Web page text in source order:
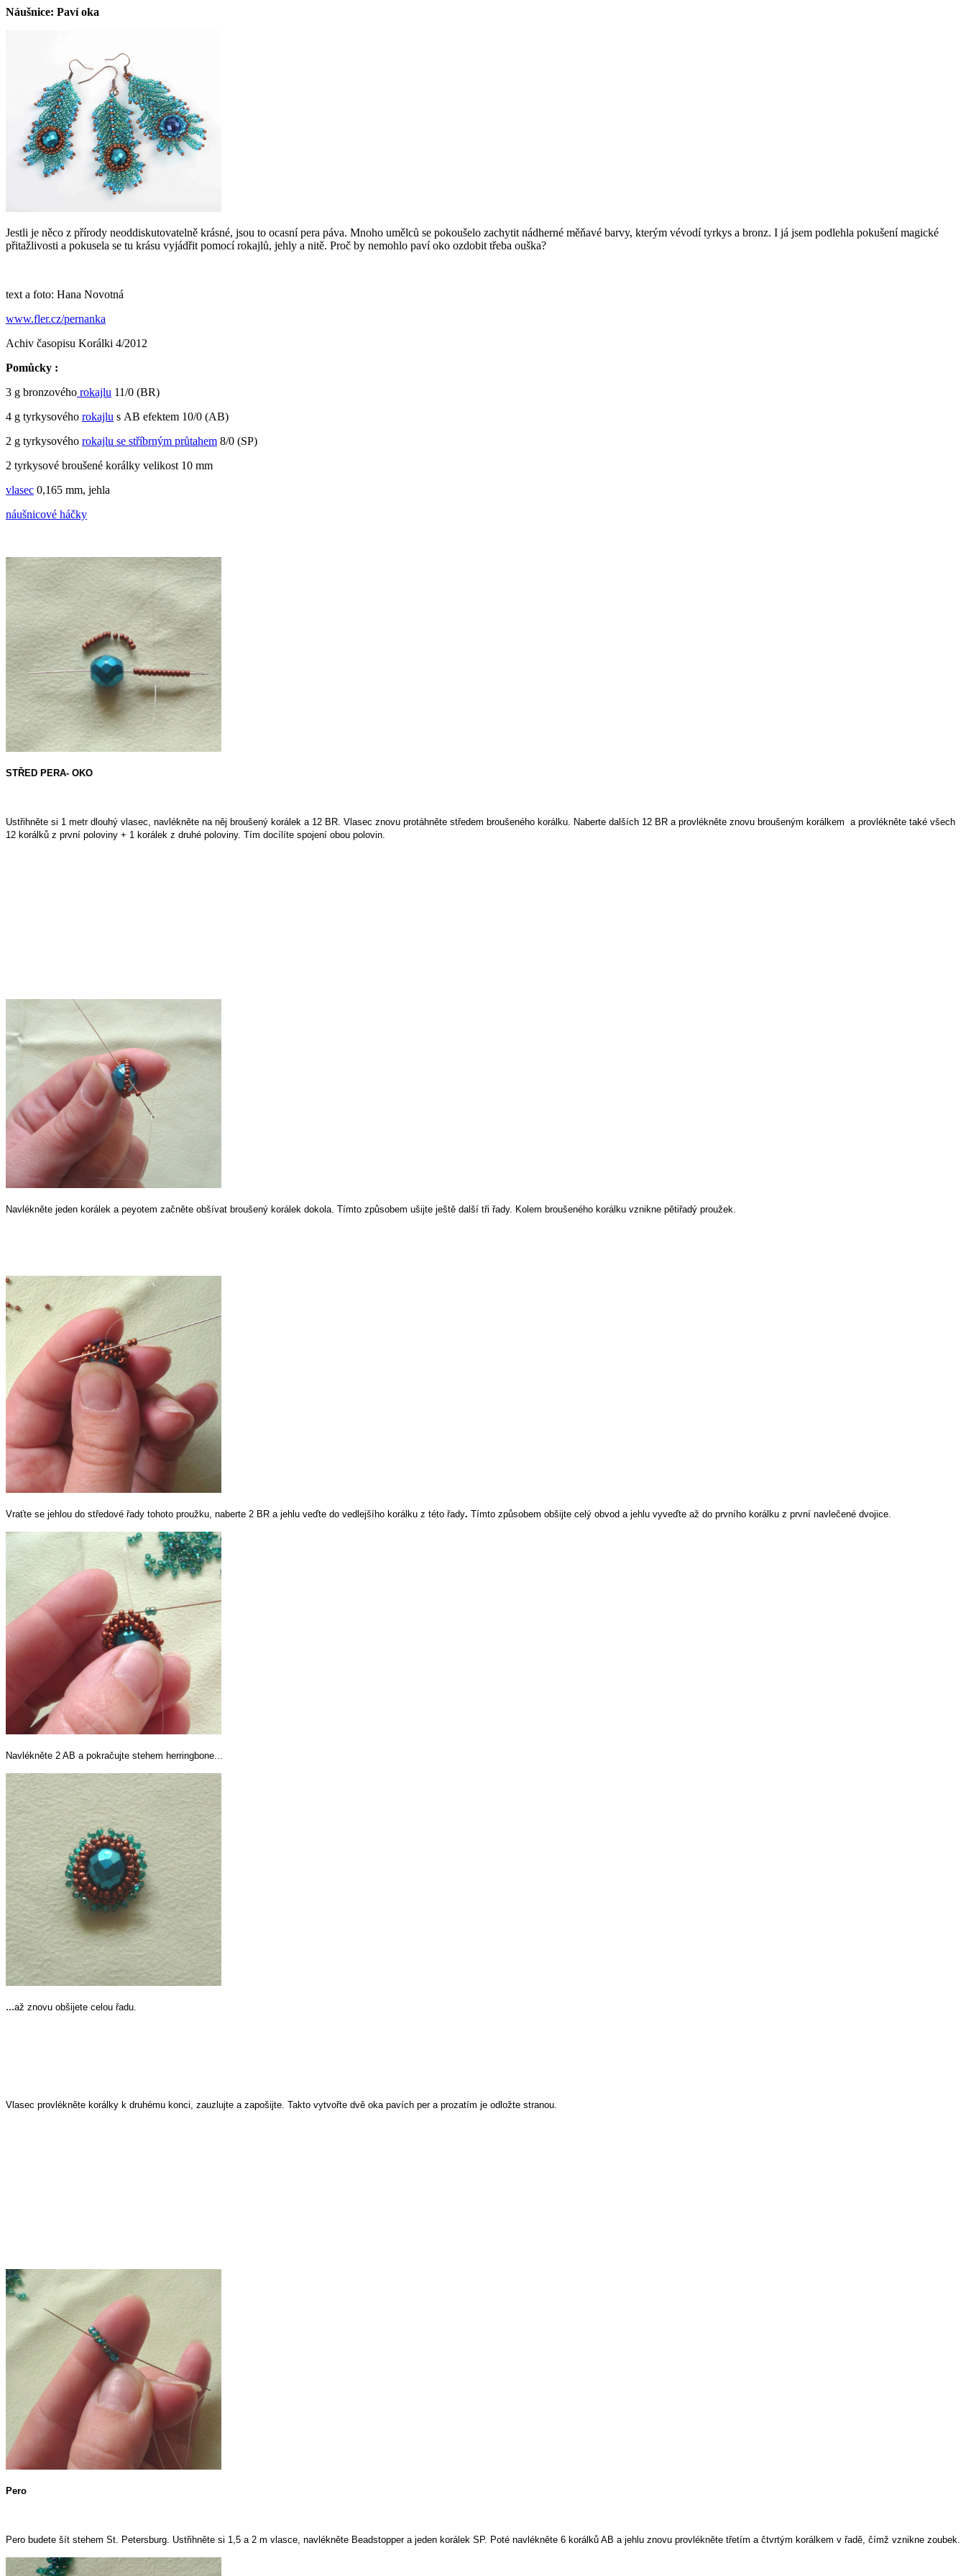
Náušnice: Paví oka
Jestli je něco z přírody neoddiskutovatelně krásné, jsou to ocasní pera páva. Mnoho umělců se pokoušelo zachytit nádherné měňavé barvy, kterým vévodí tyrkys a bronz. I já jsem podlehla pokušení magické
přitažlivosti a pokusela se tu krásu vyjádřit pomocí rokajlů, jehly a nitě. Proč by nemohlo paví oko ozdobit třeba ouška?
text a foto: Hana Novotná
www.fler.cz/pernanka
Achiv časopisu Korálki 4/2012
Pomůcky :
3 g bronzového rokajlu 11/0 (BR)
4 g tyrkysového rokajlu s AB efektem 10/0 (AB)
2 g tyrkysového rokajlu se stříbrným průtahem 8/0 (SP)
2 tyrkysové broušené korálky velikost 10 mm
vlasec 0,165 mm, jehla
náušnicové háčky
STŘED PERA- OKO
Ustřihněte si 1 metr dlouhý vlasec, navlékněte na něj broušený korálek a 12 BR. Vlasec znovu protáhněte středem broušeného korálku. Naberte dalších 12 BR a provlékněte znovu broušeným korálkem a provlékněte také všech
12 korálků z první poloviny + 1 korálek z druhé poloviny. Tím docílíte spojení obou polovin.
Navlékněte jeden korálek a peyotem začněte obšívat broušený korálek dokola . Tímto způsobem ušijte ještě další tři řady. Kolem broušeného korálku vznikne pětiřadý proužek.
Vraťte se jehlou do středové řady tohoto proužku, naberte 2 BR a jehlu veďte do vedlejšího korálku z této řady. Tímto způsobem obšijte celý obvod a jehlu vyveďte až do prvního korálku z první navlečené dvojice.
Navlékněte 2 AB a pokračujte stehem herringbone...
...až znovu obšijete celou řadu.
Vlasec provlékněte korálky k druhému konci, zauzlujte a zapošijte. Takto vytvořte dvě oka pavích per a prozatím je odložte stranou.
Pero
Pero budete šít stehem St. Petersburg. Ustřihněte si 1,5 a 2 m vlasce, navlékněte Beadstopper a jeden korálek SP. Poté navlékněte 6 korálků AB a jehlu znovu provlékněte třetím a čtvrtým korálkem v řadě, čímž vznikne zoubek.